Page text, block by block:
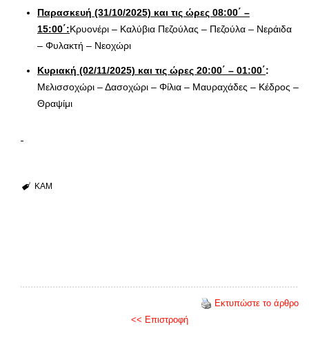
Παρασκευή (31/10/2025) και τις ώρες 08:00΄ –
15:00΄:Κρυονέρι – Καλύβια Πεζούλας – Πεζούλα – Νεράιδα
– Φυλακτή – Νεοχώρι
Κυριακή (02/11/2025) και τις ώρες 20:00΄ – 01:00΄:
Μελισσοχώρι – Δασοχώρι – Φίλια – Μαυραχάδες – Κέδρος –
Θραψίμι
ΚΑΜ
Εκτυπώστε το άρθρο
<< Επιστροφή